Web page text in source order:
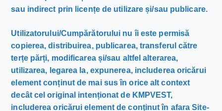
sau indirect prin licențe de utilizare și/sau publicare.
Utilizatorului/Cumpărătorului nu îi este permisă
copierea, distribuirea, publicarea, transferul către
terțe părți, modificarea și/sau altfel alterarea,
utilizarea, legarea la, expunerea, includerea oricărui
element conținut de mai sus în orice alt context
decât cel original intenționat de KMPVEST,
includerea oricărui element de conținut în afara Site-